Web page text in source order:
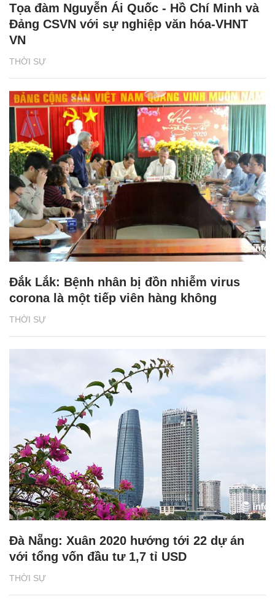
THỜI SỰ
Tọa đàm Nguyễn Ái Quốc - Hồ Chí Minh và
Đảng CSVN với sự nghiệp văn hóa-VHNT
VN
THỜI SỰ
Đắk Lắk: Bệnh nhân bị đồn nhiễm virus
corona là một tiếp viên hàng không
THỜI SỰ
Đà Nẵng: Xuân 2020 hướng tới 22 dự án
với tổng vốn đầu tư 1,7 tỉ USD